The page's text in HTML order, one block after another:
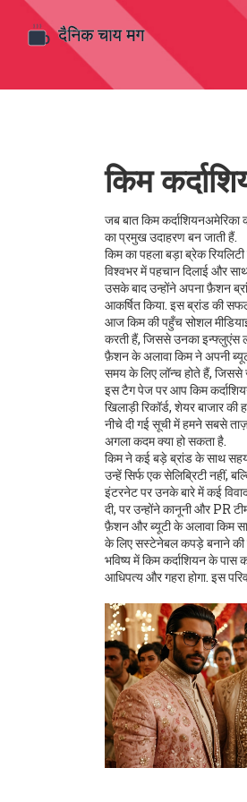
किम
जब बातकिम कर्दाशियनअमेरिका
का प्रमुख उदाहरण बन जाती हैं.
किम का पहला बड़ा ब्रेक
विश्वभर में पहचान दिलाई और
उसके बाद उन्होंने अपनाफ़ैशन
आकर्षित किया. इस ब्रांड की
आज किम की पहुँचसोशल मीडिया
करती हैं, जिससे उनका इन्फ्लुएंस
फ़ैशन के अलावा किम ने अपनी
समय के लिए लॉन्च होते हैं, जिससे
इस टैग पेज पर आप किम
खिलाड़ी रिकॉर्ड, शेयर बाजार
नीचे दी गई सूची में हमने सबसे
अगला कदम क्या हो सकता है.
किम ने कई बड़े ब्रांड के साथ
उन्हें सिर्फ एक सेलिब्रिटी नहीं,
इंटरनेट पर उनके बारे में कई
दी, पर उन्होंने कानूनी और PR
फ़ैशन और ब्यूटी के अलावा किम
के लिए सस्टेनेबल कपड़े बनाने की
भविष्य में किम कर्दाशियन के
आधिपत्य और गहरा होगा. इस